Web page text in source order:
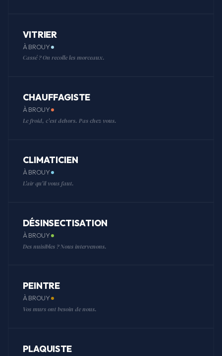
VITRIER
À BROUY
Cassé ? On recolle les morceaux.
CHAUFFAGISTE
À BROUY
Le froid, c'est dehors. Pas chez vous.
CLIMATICIEN
À BROUY
L'air qu'il vous faut.
DÉSINSECTISATION
À BROUY
Des nuisibles ? Nous intervenons.
PEINTRE
À BROUY
Vos murs ont besoin de nous.
PLAQUISTE